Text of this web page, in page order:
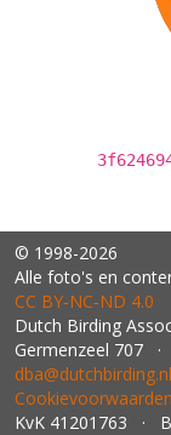
© 1998-2026
Alle foto's en
CC BY‑NC‑ND 4.0
Dutch Birding
Germenzeel 707
dba@dutchbirding.nl
Cookievoorwaarden
KvK 41201763 ·